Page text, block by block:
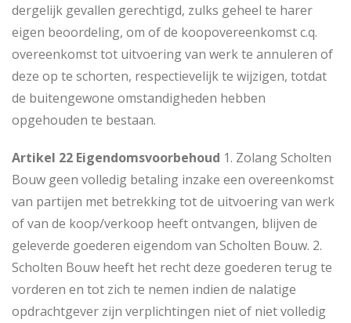
dergelijk gevallen gerechtigd, zulks geheel te harer
eigen beoordeling, om of de koopovereenkomst c.q.
overeenkomst tot uitvoering van werk te annuleren of
deze op te schorten, respectievelijk te wijzigen, totdat
de buitengewone omstandigheden hebben
opgehouden te bestaan.
Artikel 22 Eigendomsvoorbehoud 1. Zolang Scholten
Bouw geen volledig betaling inzake een overeenkomst
van partijen met betrekking tot de uitvoering van werk
of van de koop/verkoop heeft ontvangen, blijven de
geleverde goederen eigendom van Scholten Bouw. 2.
Scholten Bouw heeft het recht deze goederen terug te
vorderen en tot zich te nemen indien de nalatige
opdrachtgever zijn verplichtingen niet of niet volledig